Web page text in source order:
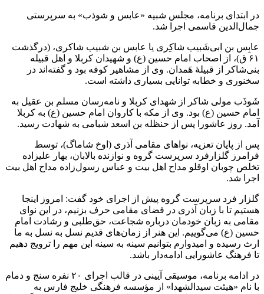
در ابتدای برنامه، مجلس شبیه «عابس و شوذب» به سرپرستی
جمال‌الدین قاسمی اجرا شد.
عابِس بن ابی‌شَبیب شاکِری یا عابس بن شبیب شاکری، (درگذشت
۶۱ ق)، از اصحاب امام حسین (ع) و شهیدان کربلا و اهل قبیله
بنی‌شاکر از قبیلهٔ هَمدان. وی از مشاهیر کوفه بود و گفته‌اند در
سخنوری و خطابه توانایی بسیاری داشته است.
شَوذَب مولی شاکر از شهدای کربلا و نامه‌رسان مسلم بن عقیل به
امام حسین (ع) بود. وی از مکه با کاروان امام حسین (ع) به کربلا
آمد. روز عاشورا پس از حنظله بن اسعد شبامی به شهادت رسید.
پس از پایان تعزیه، نواهای مقامی آذری (اوخ شاماگ)، توسط
فرامرز گلزارفرد سرپرست گروه و نوازنده بالابان، بهار علیزاده
تخلص چوبان اوقلو مداح اهل بیت و عباس رسول‌زاده مداح اهل بیت
اجرا شد.
گلزار فرد سرپرست گروه پیش از اجرای خود گفت: امروز اینجا
هستیم تا با زبان آذری در فضای مقامی حرف بزنیم، در این نوای
مقامی به زبان خودمان درباره شجاعت، حق‌طلبی و رشادت امام
حسین (ع) می‌گوییم. این هنر از زمان‌های قدیم نسل به نسل به ما
ارث رسیده و امیدوارم بتوانیم سینه به سینه این مهم را ترویج دهیم
تا فرهنگ عاشورایی ادامه‌دار باشد.
در ادامه برنامه، موسیقی آیینی در قالب اجرای ۲۰ نفره سنج و دمام
با نام «هیئت سیدالشهدا» از مؤسسه فرهنگی خلیج فارس به